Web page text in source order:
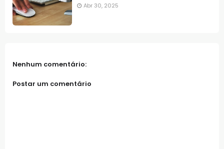
Abr 30, 2025
Nenhum comentário:
Postar um comentário